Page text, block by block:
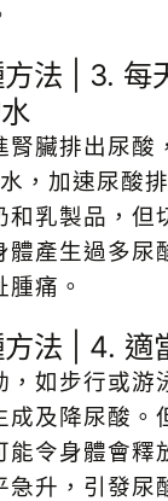
法 | 3. 每
腎臟排出尿酸
，加速尿酸
和乳製品，但
體產生過多尿
腫痛。
法 | 4. 適
如步行或游
成及降尿酸。
能令身體會釋
急升，引發尿